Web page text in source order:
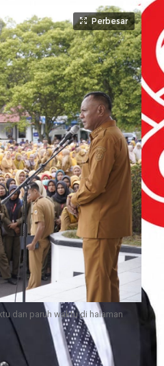
Perbesar
dan paruh waktu di halaman
Pemerintah Kota